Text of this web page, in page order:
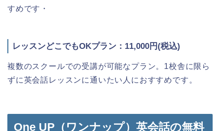
すめです・
レッスンどこでもOKプラン：11,000円(税込)
複数のスクールでの受講が可能なプラン。1校舎に限ら
ずに英会話レッスンに通いたい人におすすめです。
One UP（ワンナップ）英会話の無料